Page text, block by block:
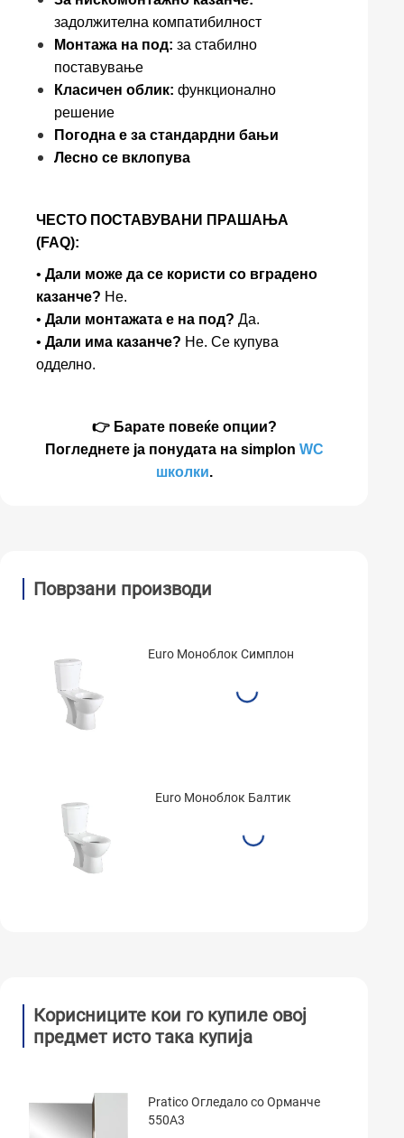
задолжителна компатибилност
Монтажа на под: за стабилно
поставување
Класичен облик: функционално
решение
Погодна е за стандардни бањи
Лесно се вклопува
ЧЕСТО ПОСТАВУВАНИ ПРАШАЊА
(FAQ):
• Дали може да се користи со вградено
казанче? Не.
• Дали монтажата е на под? Да.
• Дали има казанче? Не. Се купува
одделно.
👉 Барате повеќе опции?
Погледнете ја понудата на simplon WC
школки.
Поврзани производи
Euro Моноблок Симплон
Euro Моноблок Балтик
Корисниците кои го купиле овој
предмет исто така купија
Pratico Огледало со Орманче
550A3